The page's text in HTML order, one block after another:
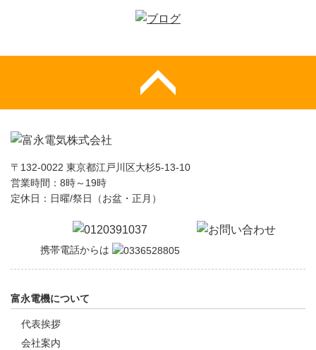
〒132-0022 東京都江戸川区大杉5-13-10
営業時間：8時～19時
定休日：日曜/祭日（お盆・正月）
携帯電話からは
富永電機について
代表挨拶
会社案内